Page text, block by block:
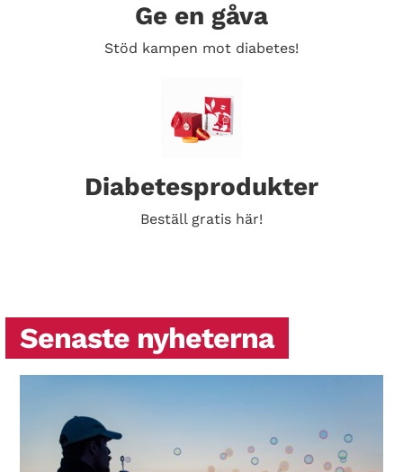
Ge en gåva
Stöd kampen mot diabetes!
Diabetesprodukter
Beställ gratis här!
Senaste nyheterna